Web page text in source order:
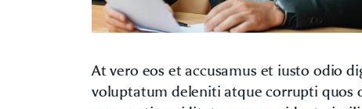
At vero eos et accusamus et iusto odio
voluptatum deleniti atque corrupti quos